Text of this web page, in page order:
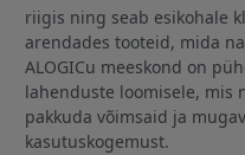
riigis ning seab esikohale
arendades tooteid, mida
ALOGICu meeskond on
lahenduste loomisele, mis
pakkuda võimsaid ja
kasutuskogemust.